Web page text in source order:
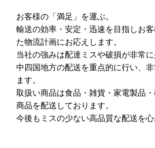
お客様の「満足」を運ぶ。
輸送の効率・安定・迅速を目指しお
た物流計画にお応えします。
当社の強みは配達ミスや破損が非常に
中四国地方の配送を重点的に行い、
ます。
取扱い商品は食品・雑貨・家電製品
商品を配送しております。
今後もミスの少ない高品質な配送を心